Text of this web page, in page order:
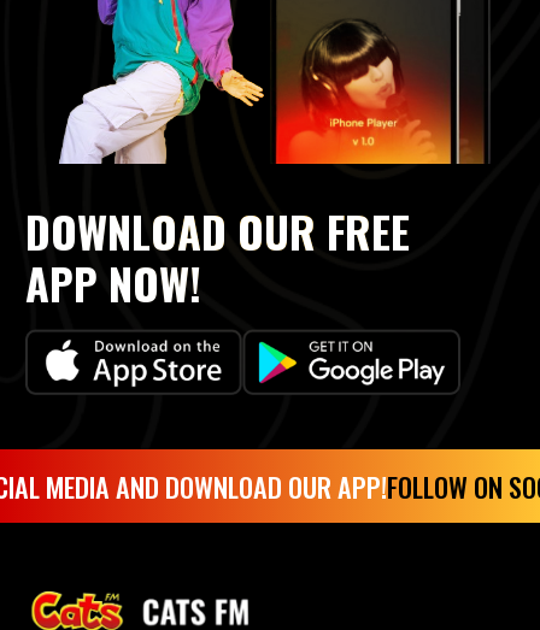
DOWNLOAD OUR FREE
APP NOW!
MEDIA AND DOWNLOAD OUR APP!FOLLOW ON